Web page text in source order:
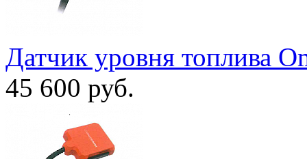
Датчик уровня топлива
45 600 руб.